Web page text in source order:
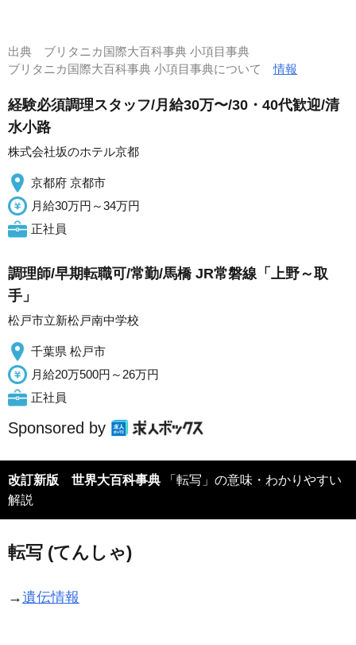
出典 ブリタニカ国際大百科事典 小項目事典
ブリタニカ国際大百科事典 小項目事典について情報
経験必須調理スタッフ/月給30万〜/30・40代歓迎/清
水小路
株式会社坂のホテル京都
京都府 京都市
月給30万円～34万円
正社員
調理師/早期転職可/常勤/馬橋 JR常磐線「上野～取
手」
松戸市立新松戸南中学校
千葉県 松戸市
月給20万500円～26万円
正社員
Sponsored by
改訂新版 世界大百科事典 「転写」の意味・わかりやすい
解説
転写 (てんしゃ)
→遺伝情報